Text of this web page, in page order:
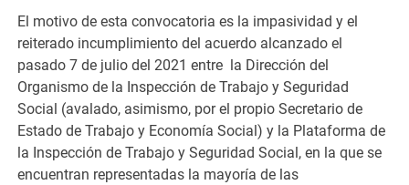
El motivo de esta convocatoria es la impasividad y el
reiterado incumplimiento del acuerdo alcanzado el
pasado 7 de julio del 2021 entre la Dirección del
Organismo de la Inspección de Trabajo y Seguridad
Social (avalado, asimismo, por el propio Secretario de
Estado de Trabajo y Economía Social) y la Plataforma de
la Inspección de Trabajo y Seguridad Social, en la que se
encuentran representadas la mayoría de las